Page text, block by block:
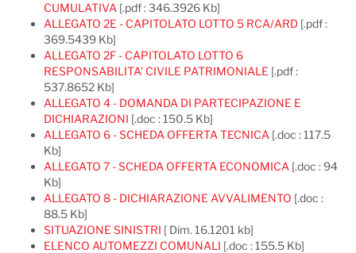
CUMULATIVA [.pdf : 346.3926 Kb]
ALLEGATO 2E - CAPITOLATO LOTTO 5 RCA/ARD [.pdf :
369.5439 Kb]
ALLEGATO 2F - CAPITOLATO LOTTO 6
RESPONSABILITA' CIVILE PATRIMONIALE [.pdf :
537.8652 Kb]
ALLEGATO 4 - DOMANDA DI PARTECIPAZIONE E
DICHIARAZIONI [.doc : 150.5 Kb]
ALLEGATO 6 - SCHEDA OFFERTA TECNICA [.doc : 117.5
Kb]
ALLEGATO 7 - SCHEDA OFFERTA ECONOMICA [.doc : 94
Kb]
ALLEGATO 8 - DICHIARAZIONE AVVALIMENTO [.doc :
88.5 Kb]
SITUAZIONE SINISTRI [ Dim. 16.1201 kb]
ELENCO AUTOMEZZI COMUNALI [.doc : 155.5 Kb]